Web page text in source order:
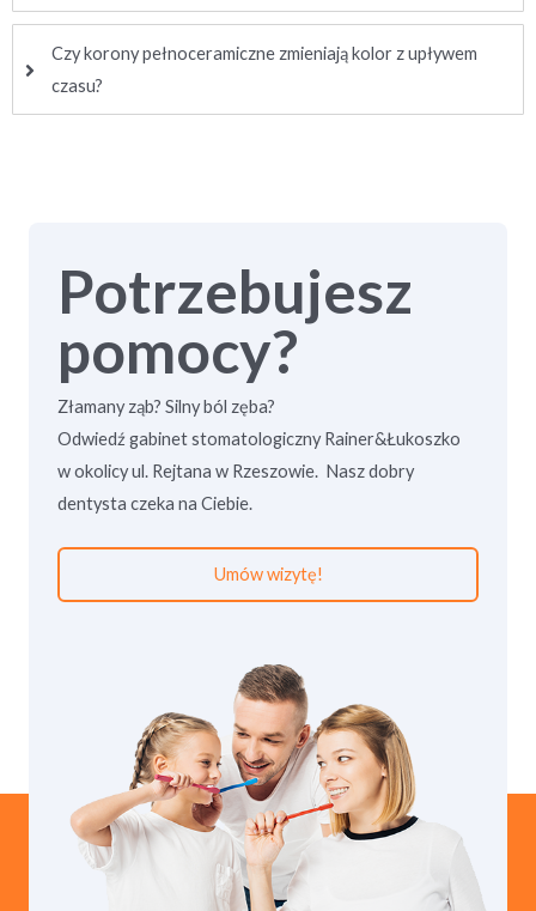
Czy korony pełnoceramiczne zmieniają kolor z upływem
czasu?
Potrzebujesz
pomocy?
Złamany ząb? Silny ból zęba?
Odwiedź gabinet stomatologiczny Rainer&Łukoszko
w okolicy ul. Rejtana w Rzeszowie. Nasz dobry
dentysta czeka na Ciebie.
Umów wizytę!